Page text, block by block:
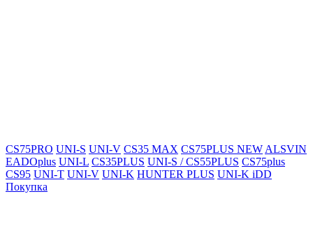
CS75PRO UNI-S UNI-V CS35 MAX CS75PLUS NEW ALSVIN
EADOplus UNI-L CS35PLUS UNI-S / CS55PLUS CS75plus
CS95 UNI-T UNI-V UNI-K HUNTER PLUS UNI-K iDD
Покупка